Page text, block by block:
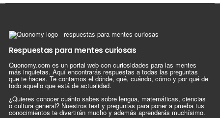
Respuestas para mentes curiosas
Quonomy.com es un portal web con curiosidades para las mentes
más inquietas. Aquí encontrarás respuestas a todas las preguntas
que te haces. Te contamos el dónde, qué, cuándo, cómo y por qué de
todo aquello que está de actualidad.
¿Quieres conocer cuánto sabes sobre lengua, matemáticas, ciencias
o cultura general? Nuestros test y preguntas para poner a prueba tus
conocimientos te divertirán mucho y además aprenderás muchísimo.